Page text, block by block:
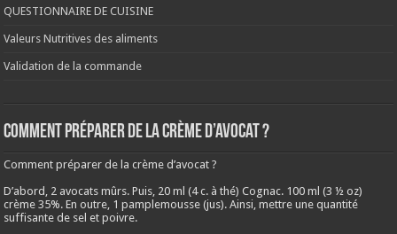
QUESTIONNAIRE DE CUISINE
Valeurs Nutritives des aliments
Validation de la commande
Comment préparer de la crème d’avocat ?
Comment préparer de la crème d’avocat ?
D’abord, 2 avocats mûrs. Puis, 20 ml (4 c. à thé) Cognac. 100 ml (3 ½ oz)
crème 35%. En outre, 1 pamplemousse (jus). Ainsi, mettre une quantité
suffisante de sel et poivre.